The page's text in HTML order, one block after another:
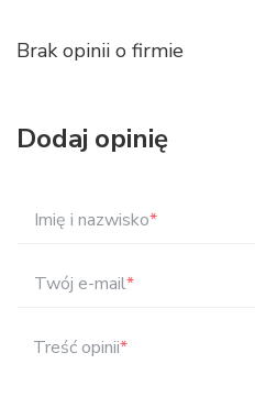
Brak opinii o firmie
Dodaj opinię
Imię i nazwisko*
Twój e-mail*
Treść opinii*